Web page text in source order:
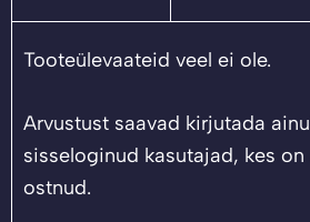
Tooteülevaateid veel ei ole.
Arvustust saavad kirjutada
sisseloginud kasutajad, kes
ostnud.